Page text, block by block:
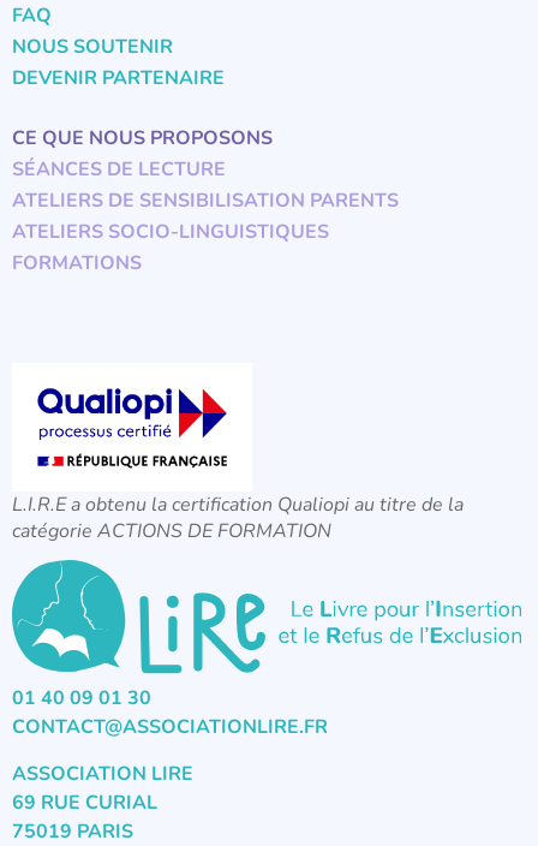
FAQ
NOUS SOUTENIR
DEVENIR PARTENAIRE
CE QUE NOUS PROPOSONS
SÉANCES DE LECTURE
ATELIERS DE SENSIBILISATION PARENTS
ATELIERS SOCIO-LINGUISTIQUES
FORMATIONS
L.I.R.E a obtenu la certification Qualiopi au titre de la
catégorie ACTIONS DE FORMATION
01 40 09 01 30
CONTACT@ASSOCIATIONLIRE.FR
ASSOCIATION LIRE
69 RUE CURIAL
75019 PARIS